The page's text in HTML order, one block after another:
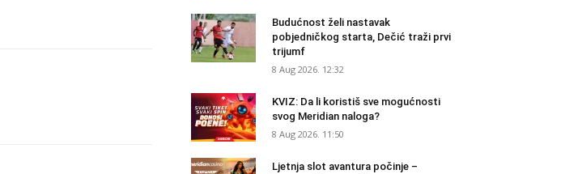
Budućnost želi nastavak
pobjedničkog starta, Dečić traži prvi
trijumf
8 Aug 2026. 12:32
KVIZ: Da li koristiš sve mogućnosti
svog Meridian naloga?
8 Aug 2026. 11:50
Ljetnja slot avantura počinje –